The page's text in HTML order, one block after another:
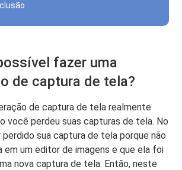
fazer uma
de captura de tela?
de captura de tela realmente
você perdeu suas capturas de tela. No
sua captura de tela porque não
em um editor de imagens e que ela foi
nova captura de tela. Então, neste